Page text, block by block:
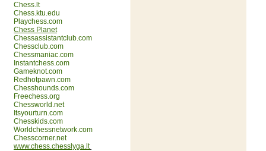
Chess.lt
Chess.ktu.edu
Playchess.com
Chess Planet
Chessassistantclub.com
Chessclub.com
Chessmaniac.com
Instantchess.com
Gameknot.com
Redhotpawn.com
Chesshounds.com
Freechess.org
Chessworld.net
Itsyourturn.com
Chesskids.com
Worldchessnetwork.com
Chesscorner.net
www.chess.chesslyga.lt